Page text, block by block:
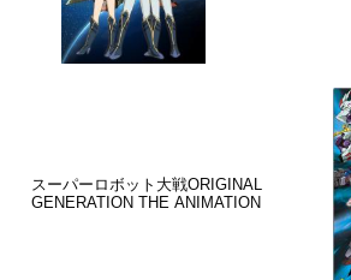
スーパーロボット大戦ORIGINAL
GENERATION THE ANIMATION